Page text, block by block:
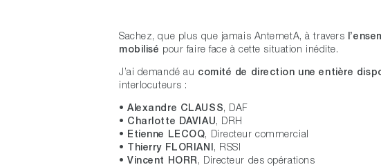
Sachez, que plus que jamais AntemetA, à travers
mobilisé pour faire face à cette situation inédite.
J’ai demandé au comité de direction une entière
interlocuteurs :
•Alexandre CLAUSS, DAF
• Charlotte DAVIAU, DRH
• Etienne LECOQ, Directeur commercial
• Thierry FLORIANI, RSSI
•Vincent HORR, Directeur des opérations